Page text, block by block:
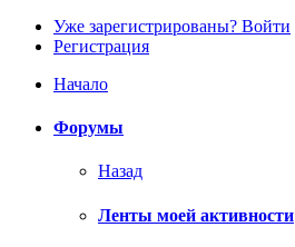
Уже зарегистрированы? Войти
Регистрация
Начало
Форумы
Назад
Ленты моей активности